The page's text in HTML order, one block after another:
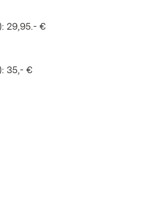
29,95.- €
35,- €